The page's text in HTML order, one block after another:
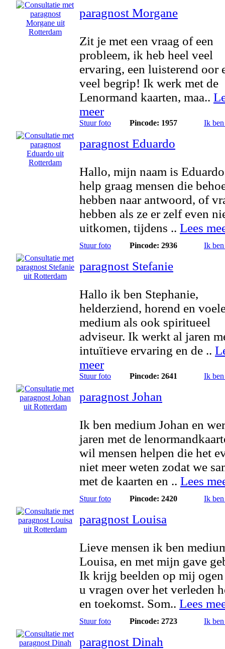
paragnost Morgane
Zit je met een vraag of een
probleem, ik heb heel veel
ervaring, een luisterend oor
veel begrip! Ik werk met de
Lenormand kaarten, maa..
meer
Stuur foto Pincode: 1957 Ik
paragnost Eduardo
Hallo, mijn naam is
help graag mensen die
hebben naar antwoord, of
hebben als ze er zelf even
uitkomen, tijdens .. Lees
Stuur foto Pincode: 2936 Ik
paragnost Stefanie
Hallo ik ben Stephanie,
helderziend, horend en
medium als ook spiritueel
adviseur. Ik werkt al jaren
intuïtieve ervaring en de ..
meer
Stuur foto Pincode: 2641 Ik
paragnost Johan
Ik ben medium Johan en
jaren met de
wil mensen helpen die het
niet meer weten zodat we
met de kaarten en .. Lees
Stuur foto Pincode: 2420 Ik
paragnost Louisa
Lieve mensen ik ben
Louisa, en met mijn gave
Ik krijg beelden op mij
u vragen over het verleden
en toekomst. Som.. Lees
Stuur foto Pincode: 2723 Ik
paragnost Dinah